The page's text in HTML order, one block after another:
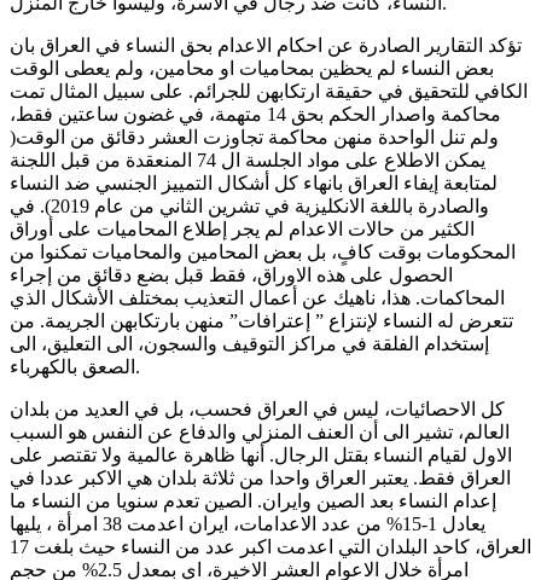
تؤكد التقارير الصادرة عن احكام الاعدام بحق النساء في العراق بان
بعض النساء لم يحظين بمحاميات او محامين، ولم يعطى الوقت
الكافي للتحقيق في حقيقة ارتكابهن للجرائم. على سبيل المثال تمت
محاكمة واصدار الحكم بحق 14 متهمة، في غضون ساعتين فقط،
ولم تنل الواحدة منهن محاكمة تجاوزت العشر دقائق من الوقت(
يمكن الاطلاع على مواد الجلسة ال 74 المنعقدة من قبل اللجنة
لمتابعة إيفاء العراق بانهاء كل أشكال التمييز الجنسي ضد النساء
والصادرة باللغة الانكليزية في تشرين الثاني من عام 2019). في
الكثير من حالات الاعدام لم يجر إطلاع المحاميات على أوراق
المحكومات بوقت كافٍ، بل بعض المحامين والمحاميات تمكنوا من
الحصول على هذه الاوراق، فقط قبل بضع دقائق من إجراء
المحاكمات. هذا، ناهيك عن أعمال التعذيب بمختلف الأشكال الذي
تتعرض له النساء لإنتزاع ” إعترافات” منهن بارتكابهن الجريمة. من
إستخدام الفلقة في مراكز التوقيف والسجون، الى التعليق، الى
الصعق بالكهرباء.
كل الاحصائيات، ليس في العراق فحسب، بل في العديد من بلدان
العالم، تشير الى أن العنف المنزلي والدفاع عن النفس هو السبب
الاول لقيام النساء بقتل الرجال. أنها ظاهرة عالمية ولا تقتصر على
العراق فقط. يعتبر العراق واحدا من ثلاثة بلدان هي الاكبر عددا في
إعدام النساء بعد الصين وايران. الصين تعدم سنويا من النساء ما
يعادل 1-15% من عدد الاعدامات، ايران اعدمت 38 امرأة ، يليها
العراق، كاحد البلدان التي اعدمت اكبر عدد من النساء حيث بلغت 17
امرأة خلال الاعوام العشر الاخيرة، اي بمعدل 2.5% من حجم